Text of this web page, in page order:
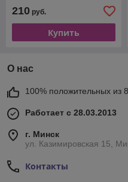
210 руб.
Купить
О нас
100% положительных из
Работает с 28.03.2013
г. Минск
ул. Казимировская 15,
Контакты